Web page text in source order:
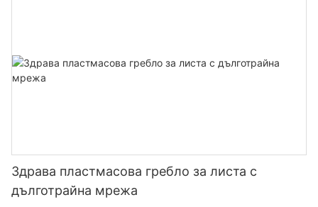
Здрава пластмасова гребло за листа с
дълготрайна мрежа